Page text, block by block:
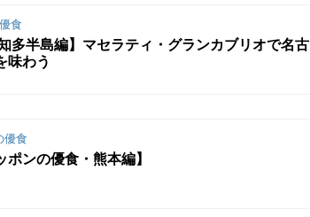
食
多半島編】マセラティ・グランカブリオで名古
味わう
優食
ンの優食・熊本編】